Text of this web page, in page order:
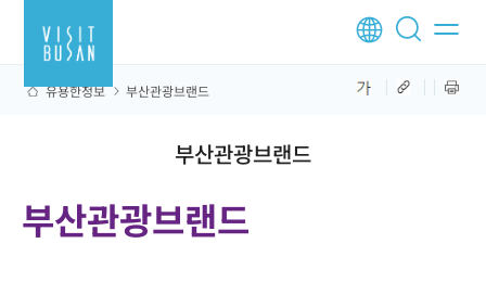
유용한정보 부산관광브랜드
부산관광브랜드
부산관광브랜드